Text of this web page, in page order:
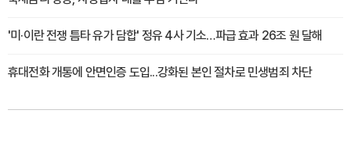
'미·이란 전쟁 틈타 유가 담합' 정유 4사 기소…파급 효과 26조 원 달해
휴대전화 개통에 안면인증 도입...강화된 본인 절차로 민생범죄 차단